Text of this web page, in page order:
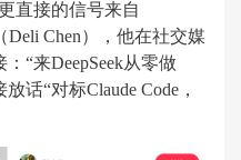
直接的信号来自
Deli Chen），他在社交媒
“来DeepSeek从零做
话“对标Claude Code，